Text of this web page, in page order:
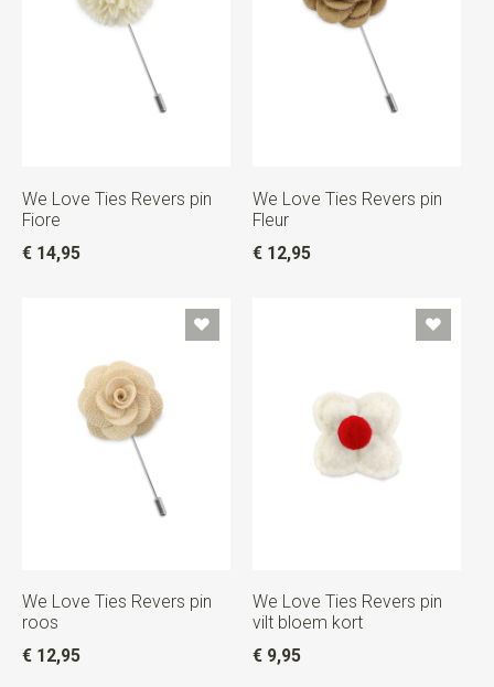
We Love Ties Revers pin
Fiore
€ 14,95
We Love Ties Revers pin
Fleur
€ 12,95
We Love Ties Revers pin
roos
€ 12,95
We Love Ties Revers pin
vilt bloem kort
€ 9,95